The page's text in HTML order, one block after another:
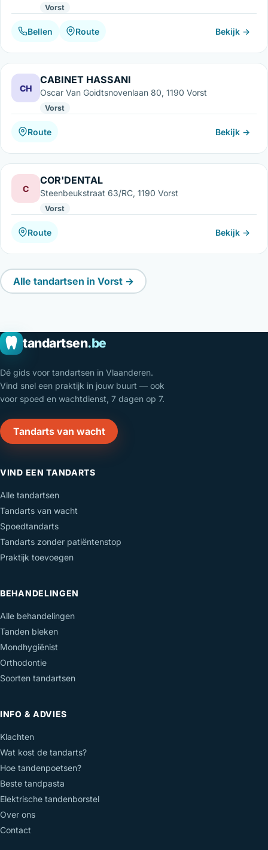
Vorst
Bellen Route Bekijk →
CH
CABINET HASSANI
Oscar Van Goidtsnovenlaan 80, 1190 Vorst
Vorst
Route Bekijk →
C
COR'DENTAL
Steenbeukstraat 63/RC, 1190 Vorst
Vorst
Route Bekijk →
Alle tandartsen in Vorst →
tandartsen.be
Dé gids voor tandartsen in Vlaanderen.
Vind snel een praktijk in jouw buurt — ook
voor spoed en wachtdienst, 7 dagen op 7.
Tandarts van wacht
VIND EEN TANDARTS
Alle tandartsen
Tandarts van wacht
Spoedtandarts
Tandarts zonder patiëntenstop
Praktijk toevoegen
BEHANDELINGEN
Alle behandelingen
Tanden bleken
Mondhygiënist
Orthodontie
Soorten tandartsen
INFO & ADVIES
Klachten
Wat kost de tandarts?
Hoe tandenpoetsen?
Beste tandpasta
Elektrische tandenborstel
Over ons
Contact